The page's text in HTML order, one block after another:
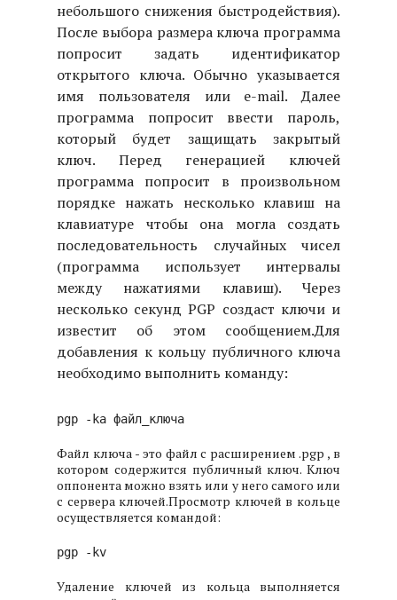
небольшого снижения быстродействия).
После выбора размера ключа программа
попросит задать идентификатор
открытого ключа. Обычно указывается
имя пользователя или e-mail. Далее
программа попросит ввести пароль,
который будет защищать закрытый
ключ. Перед генерацией ключей
программа попросит в произвольном
порядке нажать несколько клавиш на
клавиатуре чтобы она могла создать
последовательность случайных чисел
(программа использует интервалы
между нажатиями клавиш). Через
несколько секунд PGP создаст ключи и
известит об этом сообщением.Для
добавления к кольцу публичного ключа
необходимо выполнить команду:
pgp -ka файл_ключа
Файл ключа - это файл с расширением .pgp , в
котором содержится публичный ключ. Ключ
оппонента можно взять или у него самого или
с сервера ключей.Просмотр ключей в кольце
осуществляется командой:
pgp -kv
Удаление ключей из кольца выполняется